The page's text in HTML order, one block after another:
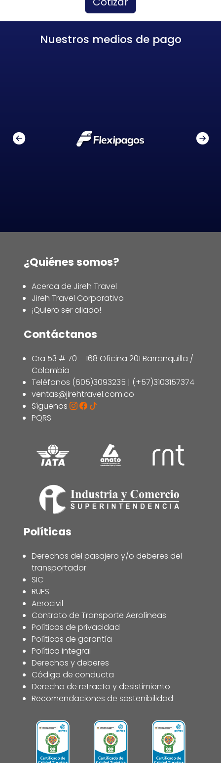
Nuestros medios de pago
¿Quiénes somos?
Acerca de Jireh Travel
Jireh Travel Corporativo
¡Quiero ser aliado!
Contáctanos
Cra 53 # 70 – 168 Oficina 201 Barranquilla /
Colombia
Teléfonos (605)3093235 | (+57)3103157374
ventas@jirehtravel.com.co
Síguenos
PQRS
Políticas
Derechos del pasajero y/o deberes del
transportador
SIC
RUES
Aerocivil
Contrato de Transporte Aerolíneas
Políticas de privacidad
Políticas de garantía
Política integral
Derechos y deberes
Código de conducta
Derecho de retracto y desistimiento
Recomendaciones de sostenibilidad